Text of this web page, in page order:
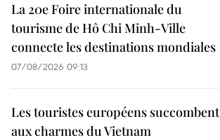
La 20e Foire internationale du
tourisme de Hô Chi Minh-Ville
connecte les destinations mondiales
07/08/2026 09:13
Les touristes européens succombent
aux charmes du Vietnam